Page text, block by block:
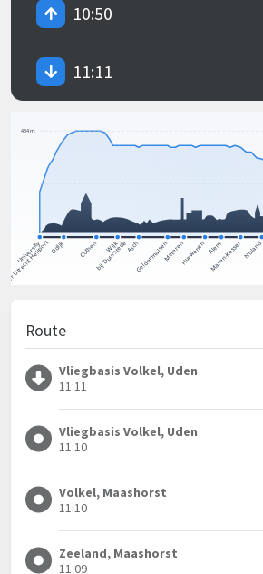
10:50
11:11
Route
Vliegbasis Volkel, Uden
11:11
Vliegbasis Volkel, Uden
11:10
Volkel, Maashorst
11:10
Zeeland, Maashorst
11:09